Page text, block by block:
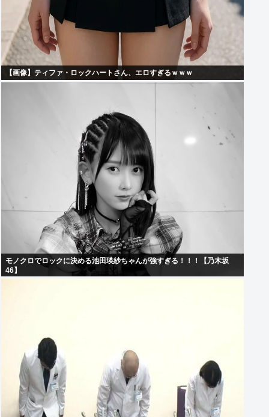
【画像】ティファ・ロックハートさん、エロすぎるｗｗｗ
モノクロでロックに決める池田瑛紗ちゃんが強すぎる！！！【乃木坂
46】